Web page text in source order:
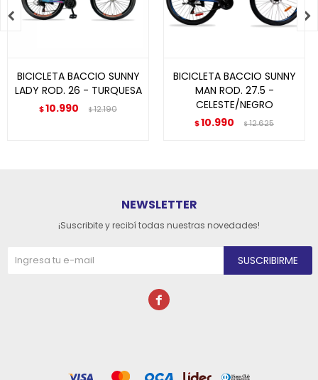
BICICLETA BACCIO SUNNY
LADY ROD. 26 - TURQUESA
$10.990 $12.190
BICICLETA BACCIO SUNNY
MAN ROD. 27.5 -
CELESTE/NEGRO
$10.990 $12.625
 
NEWSLETTER
¡Suscribite y recibí todas nuestras novedades!
SUSCRIBIRME
